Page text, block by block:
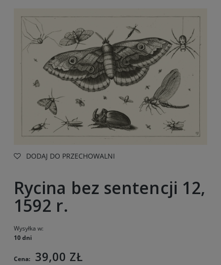
DODAJ DO PRZECHOWALNI
Rycina bez sentencji 12,
1592 r.
Wysyłka w:
10 dni
Cena: 39,00 ZŁ